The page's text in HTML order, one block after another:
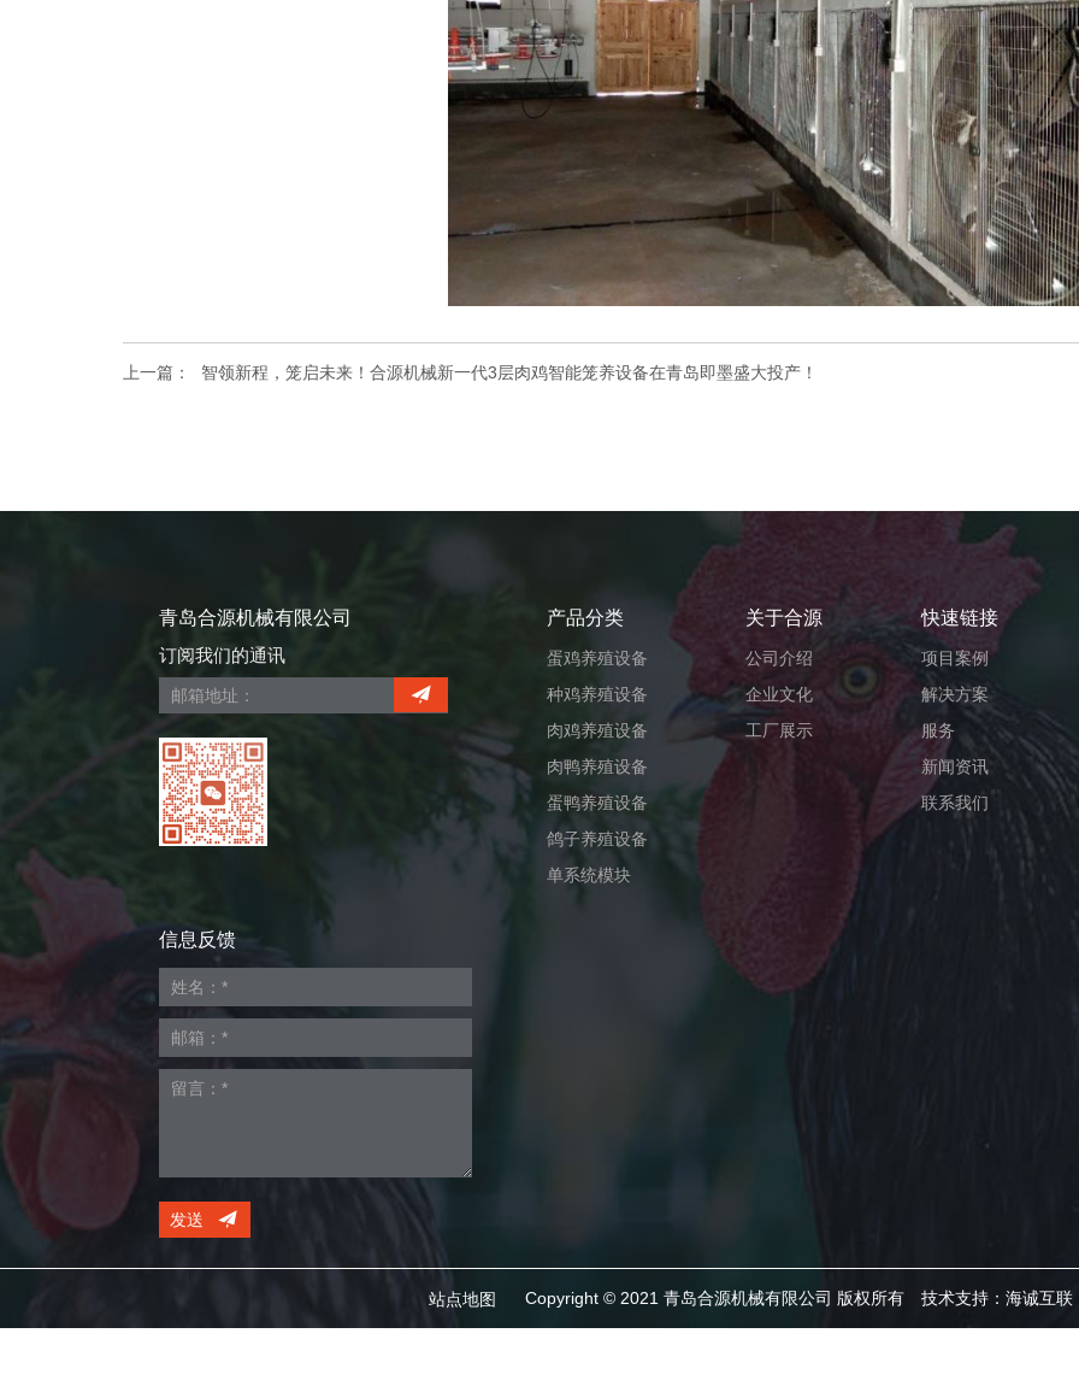
上一篇： 智领新程，笼启未来！合源机械新一代3层肉鸡智能笼养设备在青岛即墨盛大投产！
青岛合源机械有限公司
订阅我们的通讯
产品分类
蛋鸡养殖设备
种鸡养殖设备
肉鸡养殖设备
肉鸭养殖设备
蛋鸭养殖设备
鸽子养殖设备
单系统模块
关于合源
公司介绍
企业文化
工厂展示
快速链接
项目案例
解决方案
服务
新闻资讯
联系我们
信息反馈
发送
站点地图 Copyright © 2021 青岛合源机械有限公司 版权所有 技术支持：海诚互联